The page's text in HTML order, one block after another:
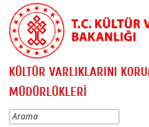
KÜLTÜR VARLIKLARINI
MÜDÜRLÜKLERİ